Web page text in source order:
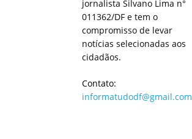
jornalista Silvano Lima n°
011362/DF e tem o
compromisso de levar
notícias selecionadas aos
cidadãos.
Contato:
informatudodf@gmail.com